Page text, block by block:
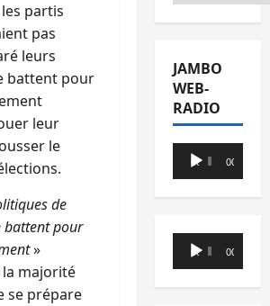
partis
pas
leurs
battent pour
leur
le
de
battent pour
»
majorité
se prépare
JAMBO
WEB-
RADIO
Lecteur
audio
00:00 00:00
Lecteur
audio
00:00 00:00